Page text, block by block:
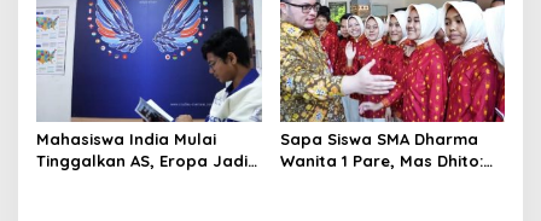
Mahasiswa India Mulai
Tinggalkan AS, Eropa Jadi
Sapa Siswa SMA Dharma
Wanita 1 Pare, Mas Dhito: